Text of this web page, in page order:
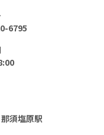
6795
須塩原駅